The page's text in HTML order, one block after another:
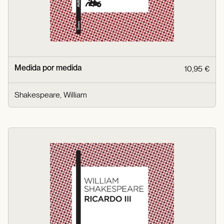
Medida por medida 10,95 €
Shakespeare, William